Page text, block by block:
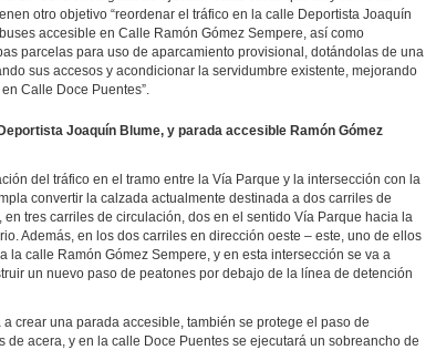
otro objetivo “reordenar el tráfico en la calle Deportista Joaquín
accesible en Calle Ramón Gómez Sempere, así como
parcelas para uso de aparcamiento provisional, dotándolas de una
sus accesos y acondicionar la servidumbre existente, mejorando
Calle Doce Puentes”.
Joaquín Blume, y parada accesible Ramón Gómez
del tráfico en el tramo entre la Vía Parque y la intersección con la
convertir la calzada actualmente destinada a dos carriles de
tres carriles de circulación, dos en el sentido Vía Parque hacia la
Además, en los dos carriles en dirección oeste – este, uno de ellos
la calle Ramón Gómez Sempere, y en esta intersección se va a
un nuevo paso de peatones por debajo de la línea de detención
crear una parada accesible, también se protege el paso de
acera, y en la calle Doce Puentes se ejecutará un sobreancho de